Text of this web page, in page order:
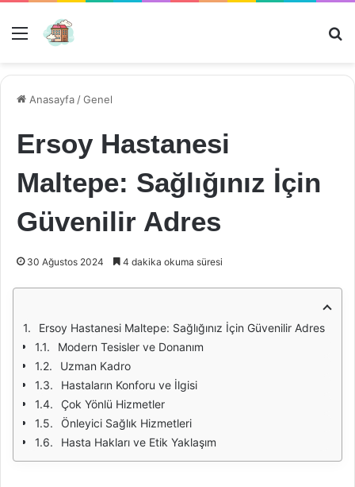
Menü
Anasayfa /Genel
Ersoy Hastanesi
Maltepe: Sağlığınız İçin
Güvenilir Adres
30 Ağustos 2024 4 dakika okuma süresi
Ersoy Hastanesi Maltepe: Sağlığınız İçin Güvenilir Adres
Modern Tesisler ve Donanım
Uzman Kadro
Hastaların Konforu ve İlgisi
Çok Yönlü Hizmetler
Önleyici Sağlık Hizmetleri
Hasta Hakları ve Etik Yaklaşım